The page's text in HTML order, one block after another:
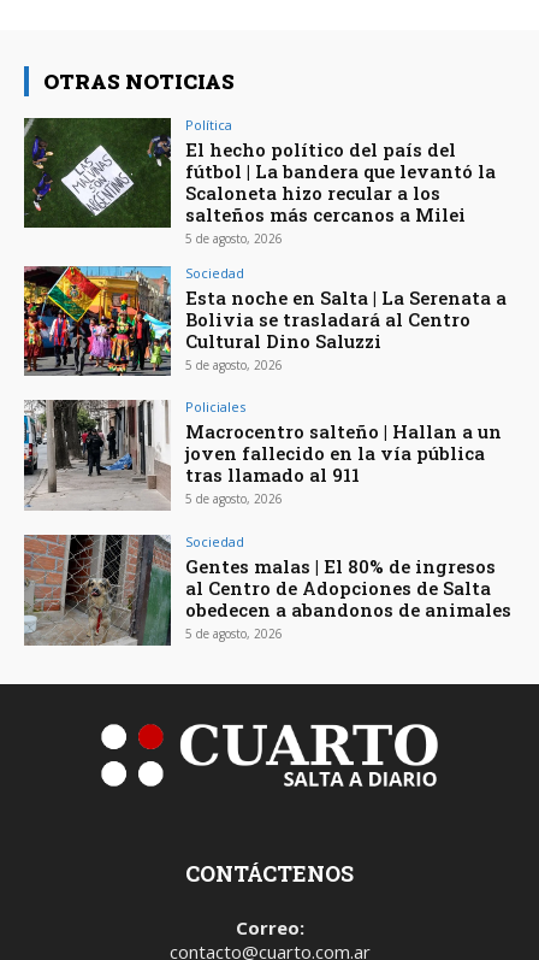
OTRAS NOTICIAS
Política
El hecho político del país del
fútbol | La bandera que levantó la
Scaloneta hizo recular a los
salteños más cercanos a Milei
5 de agosto, 2026
Sociedad
Esta noche en Salta | La Serenata a
Bolivia se trasladará al Centro
Cultural Dino Saluzzi
5 de agosto, 2026
Policiales
Macrocentro salteño | Hallan a un
joven fallecido en la vía pública
tras llamado al 911
5 de agosto, 2026
Sociedad
Gentes malas | El 80% de ingresos
al Centro de Adopciones de Salta
obedecen a abandonos de animales
5 de agosto, 2026
CONTÁCTENOS
Correo:
contacto@cuarto.com.ar